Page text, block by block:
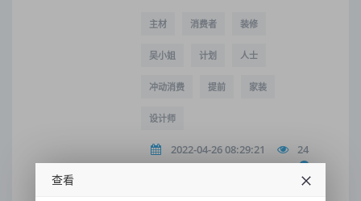
主材 消费者 装修
吴小姐 计划 人士
冲动消费 提前 家装
设计师
2022-04-26 08:29:21 24
查看